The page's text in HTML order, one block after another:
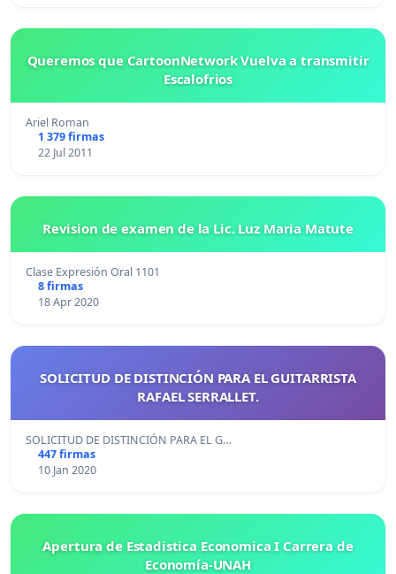
Queremos que CartoonNetwork Vuelva a transmitir
Escalofrios
Ariel Roman
1 379 firmas
22 Jul 2011
Revision de examen de la Lic. Luz Maria Matute
Clase Expresión Oral 1101
8 firmas
18 Apr 2020
SOLICITUD DE DISTINCIÓN PARA EL GUITARRISTA
RAFAEL SERRALLET.
SOLICITUD DE DISTINCIÓN PARA EL G…
447 firmas
10 Jan 2020
Apertura de Estadistica Economica I Carrera de
Economía-UNAH